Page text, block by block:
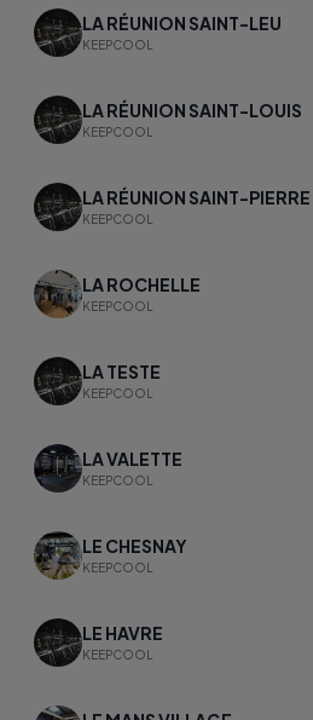
LA RÉUNION SAINT-LEU
KEEPCOOL
LA RÉUNION SAINT-LOUIS
KEEPCOOL
LA RÉUNION SAINT-PIERRE
KEEPCOOL
LA ROCHELLE
KEEPCOOL
LA TESTE
KEEPCOOL
LA VALETTE
KEEPCOOL
LE CHESNAY
KEEPCOOL
LE HAVRE
KEEPCOOL